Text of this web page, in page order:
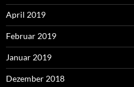
April 2019
Februar 2019
Januar 2019
Dezember 2018